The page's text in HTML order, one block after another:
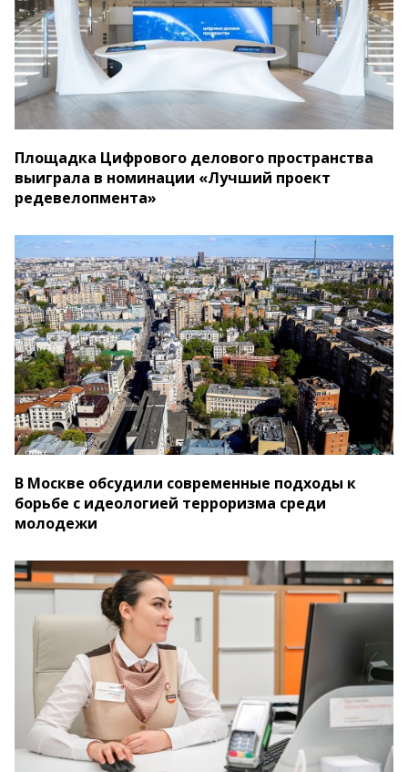
Площадка Цифрового делового пространства
выиграла в номинации «Лучший проект
редевелопмента»
В Москве обсудили современные подходы к
борьбе с идеологией терроризма среди
молодежи